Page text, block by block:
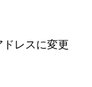
レスに変更